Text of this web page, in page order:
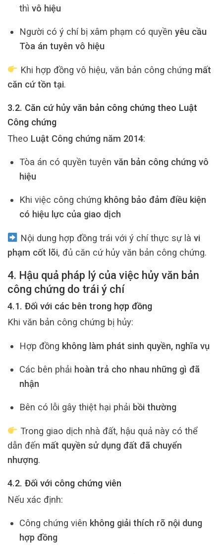
thì vô hiệu
Người có ý chí bị xâm phạm có quyền yêu cầu
Tòa án tuyên vô hiệu
Khi hợp đồng vô hiệu, văn bản công chứng mất
căn cứ tồn tại.
3.2. Căn cứ hủy văn bản công chứng theo Luật
Công chứng
Theo Luật Công chứng năm 2014:
Tòa án có quyền tuyên văn bản công chứng vô
hiệu
Khi việc công chứng không bảo đảm điều kiện
có hiệu lực của giao dịch
Nội dung hợp đồng trái với ý chí thực sự là vi
phạm cốt lõi, đủ căn cứ hủy văn bản công chứng.
4. Hậu quả pháp lý của việc hủy văn bản
công chứng do trái ý chí
4.1. Đối với các bên trong hợp đồng
Khi văn bản công chứng bị hủy:
Hợp đồng không làm phát sinh quyền, nghĩa vụ
Các bên phải hoàn trả cho nhau những gì đã
nhận
Bên có lỗi gây thiệt hại phải bồi thường
Trong giao dịch nhà đất, hậu quả này có thể
dẫn đến mất quyền sử dụng đất đã chuyển
nhượng.
4.2. Đối với công chứng viên
Nếu xác định:
Công chứng viên không giải thích rõ nội dung
hợp đồng